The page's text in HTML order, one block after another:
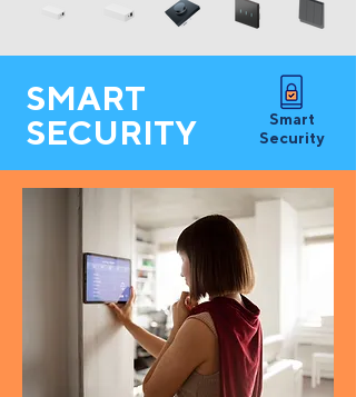
SMART
SECURITY
Smart
Security